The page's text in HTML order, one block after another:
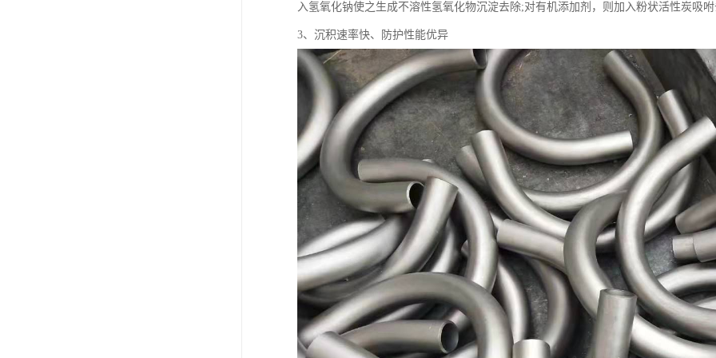
入氢氧化钠使之生成不溶性氢氧化物沉淀去除;对有机添加剂，则加入粉状活性炭吸
3、沉积速率快、防护性能优异